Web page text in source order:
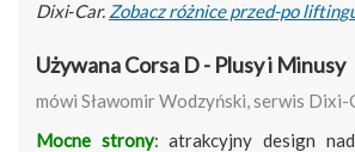
Dixi‑Car. Zobacz różnice przed-po
Używana Corsa D - Plusy i Minusy
mówi Sławomir Wodzyński, serwis Dixi-
Mocne strony: atrakcyjny design